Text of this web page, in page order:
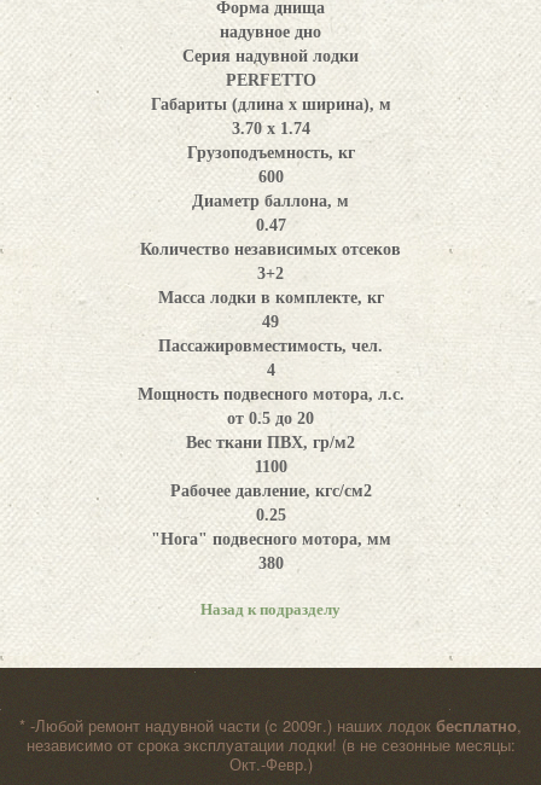
Форма днища
надувное дно
Серия надувной лодки
PERFETTO
Габариты (длина x ширина), м
3.70 х 1.74
Грузоподъемность, кг
600
Диаметр баллона, м
0.47
Количество независимых отсеков
3+2
Масса лодки в комплекте, кг
49
Пассажировместимость, чел.
4
Мощность подвесного мотора, л.с.
от 0.5 до 20
Вес ткани ПВХ, гр/м2
1100
Рабочее давление, кгс/см2
0.25
"Нога" подвесного мотора, мм
380
Назад к подразделу
* -Любой ремонт надувной части (c 2009г.) наших лодок бесплатно,
независимо от срока эксплуатации лодки! (в не сезонные месяцы:
Окт.-Февр.)